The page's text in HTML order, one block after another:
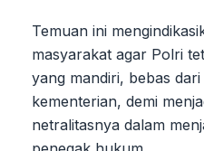
Temuan ini
masyarakat agar Polri
yang mandiri, bebas
kementerian, demi
netralitasnya dalam